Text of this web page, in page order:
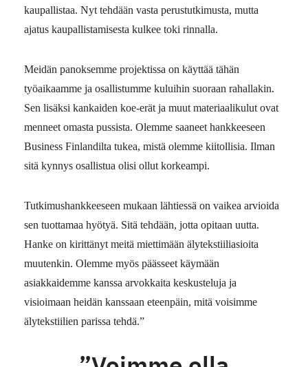
kaupallistaa. Nyt tehdään vasta perustutkimusta, mutta
ajatus kaupallistamisesta kulkee toki rinnalla.
Meidän panoksemme projektissa on käyttää tähän
työaikaamme ja osallistumme kuluihin suoraan rahallakin.
Sen lisäksi kankaiden koe-erät ja muut materiaalikulut ovat
menneet omasta pussista. Olemme saaneet hankkeeseen
Business Finlandilta tukea, mistä olemme kiitollisia. Ilman
sitä kynnys osallistua olisi ollut korkeampi.
Tutkimushankkeeseen mukaan lähtiessä on vaikea arvioida
sen tuottamaa hyötyä. Sitä tehdään, jotta opitaan uutta.
Hanke on kirittänyt meitä miettimään älytekstiiliasioita
muutenkin. Olemme myös päässeet käymään
asiakkaidemme kanssa arvokkaita keskusteluja ja
visioimaan heidän kanssaan eteenpäin, mitä voisimme
älytekstiilien parissa tehdä.”